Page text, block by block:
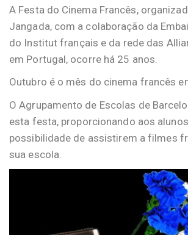
A Festa do Cinema Francês,
Jangada, com a colaboração da
do Institut français e da rede das
em Portugal, ocorre há 25 anos.
Outubro é o mês do cinema francês
O Agrupamento de Escolas de
esta festa, proporcionando aos
possibilidade de assistirem a filmes
sua escola.